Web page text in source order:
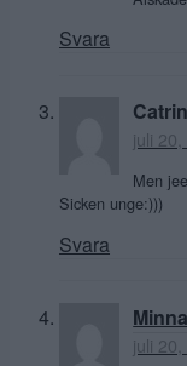
Svara
Catrin
juli
Men
Sicken unge:)))
Svara
Minna
juli